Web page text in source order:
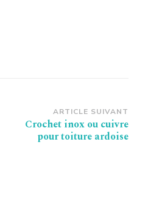
ARTICLE SUIVANT
Crochet inox ou cuivre
pour toiture ardoise